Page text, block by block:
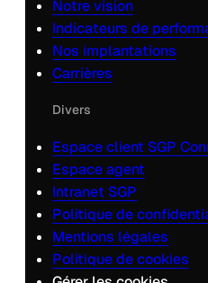
Notre vision
Indicateurs de
Nos implantations
Carrières
Divers
Espace client SGP
Espace agent
Intranet SGP
Politique de
Mentions légales
Politique de cookies